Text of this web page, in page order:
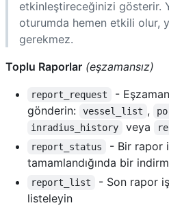
etkinleştireceğinizi gösterir.
oturumda hemen etkili olur,
gerekmez.
Toplu Raporlar (eşzamansız)
report_request
-
gönderin:
vessel_list ,
inradius_history veya
report_status
- Bir rapor
tamamlandığında bir
report_list
- Son rapor
listeleyin